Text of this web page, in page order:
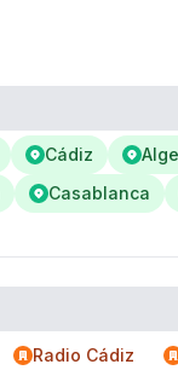
Cádiz
Casablanca
Radio Cádiz